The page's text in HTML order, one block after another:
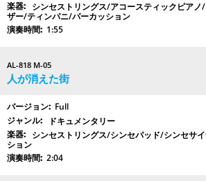
シンセストリングス/アコースティックピア
ザー/ティンパニ/パーカッション
1:55
AL-818 M-05
人が消えた街
Full
ドキュメンタリー
シンセストリングス/シンセパッド/シンセサ
ション
2:04